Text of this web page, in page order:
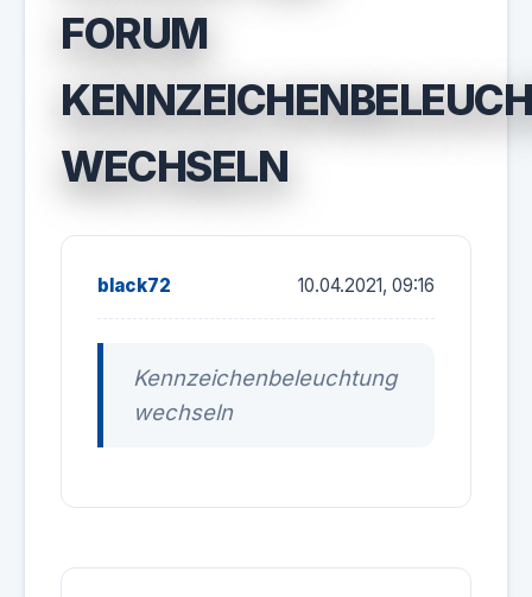
FORUM
WECHSELN
black72 10.04.2021, 09:16
Kennzeichenbeleuchtung
wechseln